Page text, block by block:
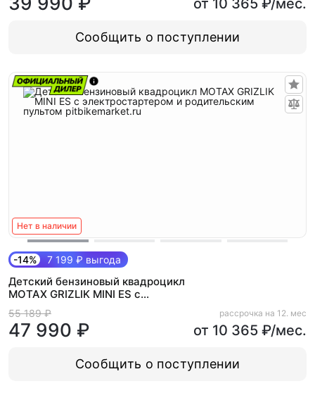
от 10 365 ₽/мес.
Сообщить о поступлении
Нет в наличии
-14% 7 199 ₽ выгода
Детский бензиновый квадроцикл
MOTAX GRIZLIK MINI ES с
электростартером и родительским
пультом
55 189 ₽
47 990 ₽
рассрочка на 12. мес
от 10 365 ₽/мес.
Сообщить о поступлении